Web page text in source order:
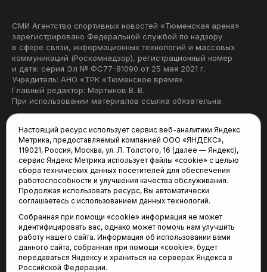
СМИ Агентство спортивных новостей «Тюменская арена»
зарегистрировано Федеральной службой по надзору
в сфере связи, информационных технологий и массовых
коммуникаций (Роскомнадзор), регистрационный номер
и дата: серия Эл № ФС77-81090 от 25 мая 2021 г.
Учредитель: АНО «ТРК «Тюменское время».
Главный редактор: Мартынов В. В.
При использовании материалов ссылка обязательна.
Редакция:
625035, Тюмень, пр. Геологоразведчиков, 28А
(3452) 68-22-28
tum-arena@mail.ru
Отдел продаж:
(3452) 68-89-78
kotovaev@sibinformburo.ru
Настоящий ресурс использует сервис веб-аналитики Яндекс
Метрика, предоставляемый компанией ООО «ЯНДЕКС»,
119021, Россия, Москва, ул. Л. Толстого, 16 (далее — Яндекс),
сервис Яндекс Метрика использует файлы «cookie» с целью
сбора технических данных посетителей для обеспечения
работоспособности и улучшения качества обслуживания.
Продолжая использовать ресурс, Вы автоматически
соглашаетесь с использованием данных технологий.
Собранная при помощи «cookie» информация не может
идентифицировать вас, однако может помочь нам улучшить
работу нашего сайта. Информация об использовании вами
данного сайта, собранная при помощи «cookie», будет
передаваться Яндексу и храниться на серверах Яндекса в
Российской Федерации.